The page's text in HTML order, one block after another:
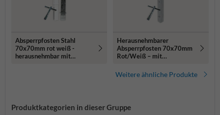
Absperrpfosten Stahl
70x70mm rot weiß -
herausnehmbar mit
Herausnehmbarer
Absperrpfosten 70x70mm
Rot/Weiß – mit
Weitere ähnliche Produkte
Produktkategorien in dieser Gruppe